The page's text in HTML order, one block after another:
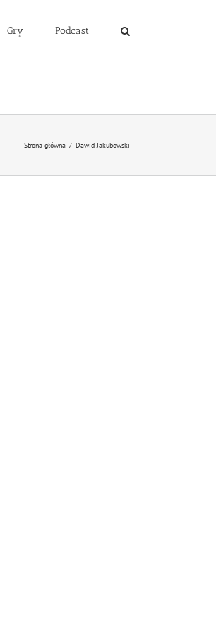
Gry Podcast
Strona główna / Dawid Jakubowski